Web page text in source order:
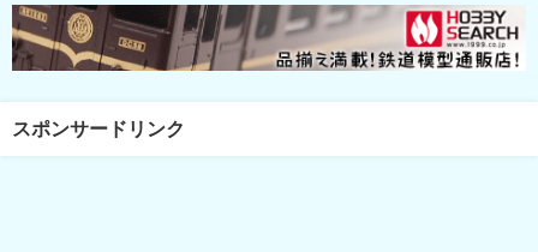
スポンサードリンク